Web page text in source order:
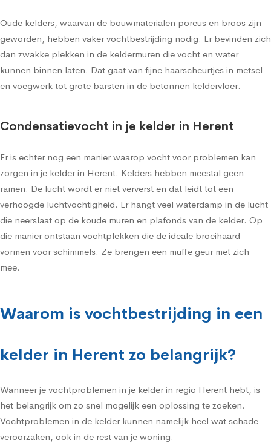
Oude kelders, waarvan de bouwmaterialen poreus en broos zijn
geworden, hebben vaker vochtbestrijding nodig. Er bevinden zich
dan zwakke plekken in de keldermuren die vocht en water
kunnen binnen laten. Dat gaat van fijne haarscheurtjes in metsel-
en voegwerk tot grote barsten in de betonnen keldervloer.
Condensatievocht in je kelder in Herent
Er is echter nog een manier waarop vocht voor problemen kan
zorgen in je kelder in Herent. Kelders hebben meestal geen
ramen. De lucht wordt er niet ververst en dat leidt tot een
verhoogde luchtvochtigheid. Er hangt veel waterdamp in de lucht
die neerslaat op de koude muren en plafonds van de kelder. Op
die manier ontstaan vochtplekken die de ideale broeihaard
vormen voor schimmels. Ze brengen een muffe geur met zich
mee.
Waarom is vochtbestrijding in een
kelder in Herent zo belangrijk?
Wanneer je vochtproblemen in je kelder in regio Herent hebt, is
het belangrijk om zo snel mogelijk een oplossing te zoeken.
Vochtproblemen in de kelder kunnen namelijk heel wat schade
veroorzaken, ook in de rest van je woning.